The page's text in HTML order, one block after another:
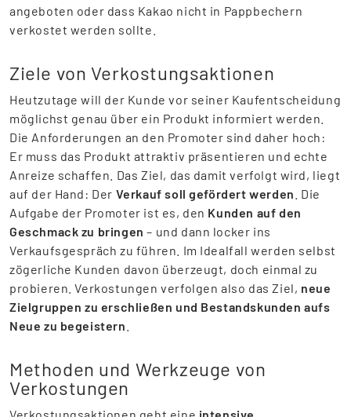
angeboten oder dass Kakao nicht in Pappbechern
verkostet werden sollte.
Ziele von Verkostungsaktionen
Heutzutage will der Kunde vor seiner Kaufentscheidung
möglichst genau über ein Produkt informiert werden.
Die Anforderungen an den Promoter sind daher hoch:
Er muss das Produkt attraktiv präsentieren und echte
Anreize schaffen. Das Ziel, das damit verfolgt wird, liegt
auf der Hand: Der Verkauf soll gefördert werden . Die
Aufgabe der Promoter ist es, den Kunden auf den
Geschmack zu bringen – und dann locker ins
Verkaufsgespräch zu führen. Im Idealfall werden selbst
zögerliche Kunden davon überzeugt, doch einmal zu
probieren. Verkostungen verfolgen also das Ziel, neue
Zielgruppen zu erschließen und Bestandskunden aufs
Neue zu begeistern
Methoden und Werkzeuge von
Verkostungen